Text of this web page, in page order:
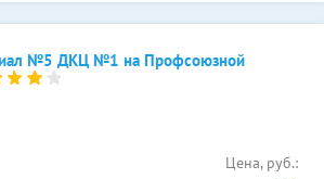
№5 ДКЦ №1 на Профсоюзной
Цена, руб.: